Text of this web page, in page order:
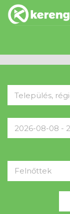
Felnőttek